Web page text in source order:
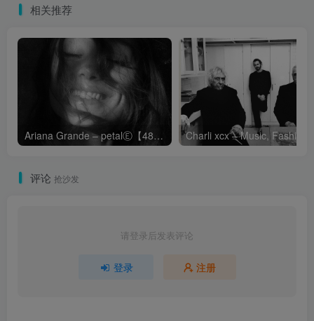
相关推荐
Ariana Grande – petalⒺ【48kHz／24bit】英国区
评论 抢沙发
请登录后发表评论
登录 注册